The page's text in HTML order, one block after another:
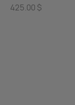
425.00 $